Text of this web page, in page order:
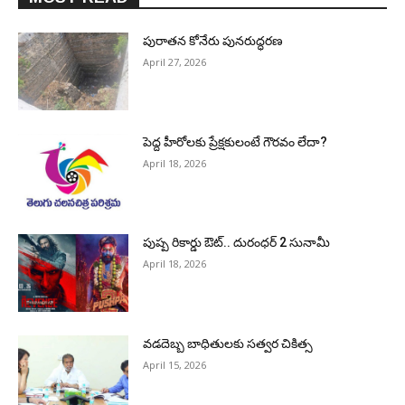
పురాత‌న కోనేరు పున‌రుద్ధ‌ర‌ణ
April 27, 2026
పెద్ద హీరోల‌కు ప్రేక్ష‌కులంటే గౌర‌వం లేదా?
April 18, 2026
పుష్ప రికార్డు ఔట్‌.. దురంధ‌ర్ 2 సునామీ
April 18, 2026
వడదెబ్బ బాధితులకు సత్వర చికిత్స
April 15, 2026